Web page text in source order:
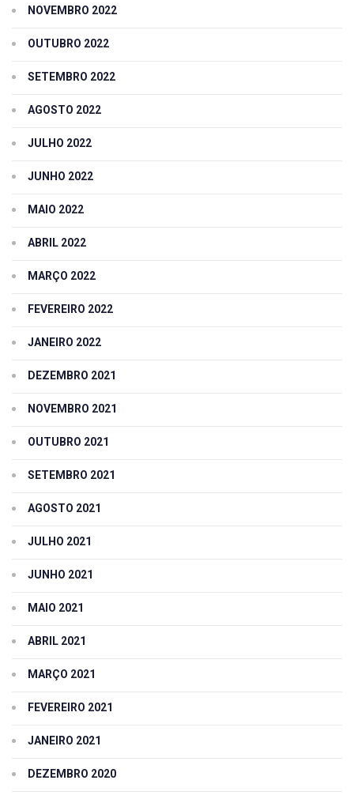
NOVEMBRO 2022
OUTUBRO 2022
SETEMBRO 2022
AGOSTO 2022
JULHO 2022
JUNHO 2022
MAIO 2022
ABRIL 2022
MARÇO 2022
FEVEREIRO 2022
JANEIRO 2022
DEZEMBRO 2021
NOVEMBRO 2021
OUTUBRO 2021
SETEMBRO 2021
AGOSTO 2021
JULHO 2021
JUNHO 2021
MAIO 2021
ABRIL 2021
MARÇO 2021
FEVEREIRO 2021
JANEIRO 2021
DEZEMBRO 2020